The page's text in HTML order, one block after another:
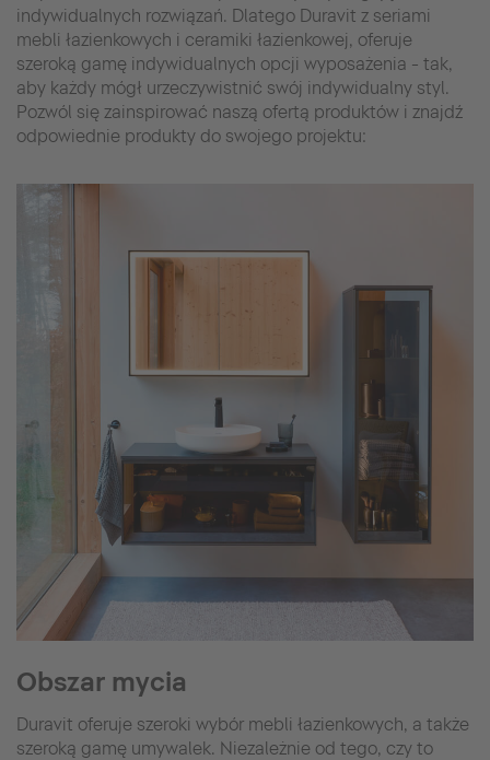
indywidualnych rozwiązań. Dlatego Duravit z seriami
mebli łazienkowych i ceramiki łazienkowej, oferuje
szeroką gamę indywidualnych opcji wyposażenia - tak,
aby każdy mógł urzeczywistnić swój indywidualny styl.
Pozwól się zainspirować naszą ofertą produktów i znajdź
odpowiednie produkty do swojego projektu:
Obszar mycia
Duravit oferuje szeroki wybór mebli łazienkowych, a także
szeroką gamę umywalek. Niezależnie od tego, czy to